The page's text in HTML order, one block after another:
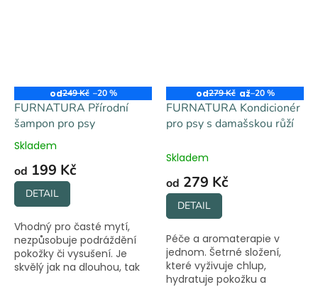
od249 Kč –20 %
FURNATURA Přírodní
šampon pro psy
Průměrné
hodnocení
produktu
je
4,0
5
hvězdiček.
Skladem
od 199 Kč
DETAIL
Vhodný pro časté mytí,
nezpůsobuje podráždění
pokožky či vysušení. Je
skvělý jak na dlouhou, tak
od279 Kč až–20 %
FURNATURA Kondicionér
pro psy s damašskou růží
Skladem
od 279 Kč
DETAIL
Péče a aromaterapie v
jednom. Šetrné složení,
které vyživuje chlup,
hydratuje pokožku a